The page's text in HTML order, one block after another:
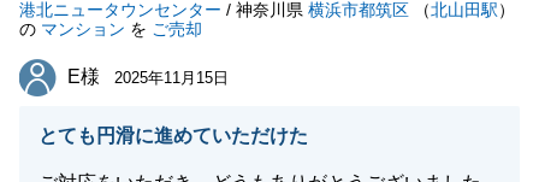
港北ニュータウンセンター / 神奈川県 横浜市都筑区 （北山田駅）
の マンション を ご売却
E様
E様 2025年11月15日
とても円滑に進めていただけた